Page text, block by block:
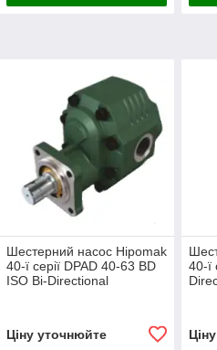
Шестерний насос Hipomak
40-ї серії DPAD 40-63 BD
ISO Bi-Directional
Ціну уточнюйте
40-ї